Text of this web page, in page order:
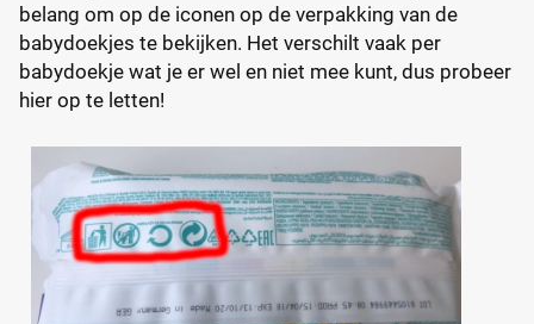
belang om op de iconen op de verpakking van de
babydoekjes te bekijken. Het verschilt vaak per
babydoekje wat je er wel en niet mee kunt, dus probeer
hier op te letten!